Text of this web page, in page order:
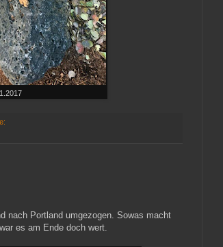
nach Portland umgezogen. Sowas macht
es am Ende doch wert.